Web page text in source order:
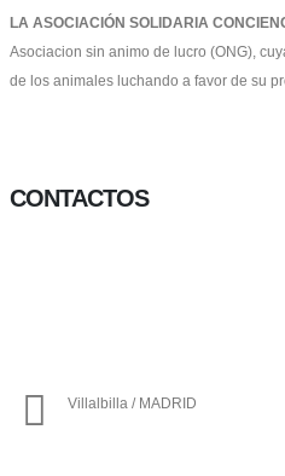
LA ASOCIACIÓN SOLIDARIA
Asociacion sin animo de lucro (ONG),
de los animales luchando a favor de su
CONTACTOS
Villalbilla / MADRID